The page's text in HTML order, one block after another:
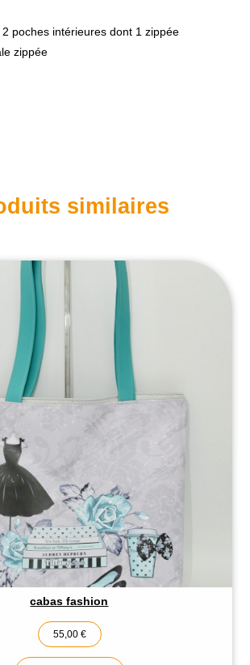
poches intérieures dont 1 zippée
zippée
similaires
cabas fashion
55,00 €